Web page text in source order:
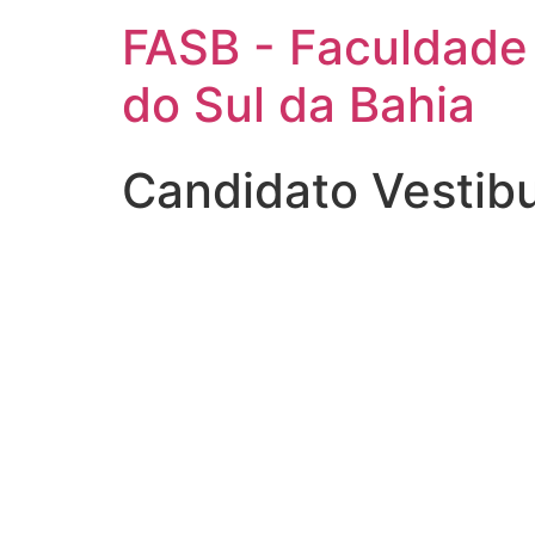
FASB - Faculdade
do Sul da Bahia
Candidato